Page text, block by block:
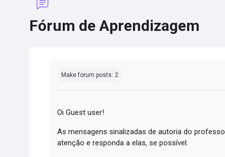
Fórum de Aprendizagem
Make forum posts: 2
Oi Guest user!
As mensagens sinalizadas de autoria do
atenção e responda a elas, se possível.